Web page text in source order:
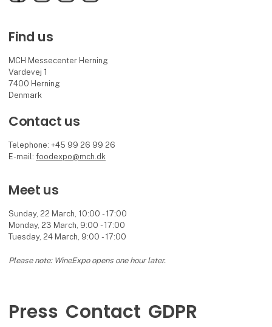
Find us
MCH Messecenter Herning
Vardevej 1
7400 Herning
Denmark
Contact us
Telephone: +45 99 26 99 26
E-mail:foodexpo@mch.dk
Meet us
Sunday, 22 March, 10:00 - 17:00
Monday, 23 March, 9:00 - 17:00
Tuesday, 24 March, 9:00 - 17:00
Please note: WineExpo opens one hour later.
Press Contact GDPR